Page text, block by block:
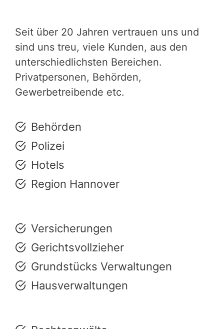
Seit über 20 Jahren vertrauen uns und
sind uns treu, viele Kunden, aus den
unterschiedlichsten Bereichen.
Privatpersonen, Behörden,
Gewerbetreibende etc.
Behörden
Polizei
Hotels
Region Hannover
Versicherungen
Gerichtsvollzieher
Grundstücks Verwaltungen
Hausverwaltungen